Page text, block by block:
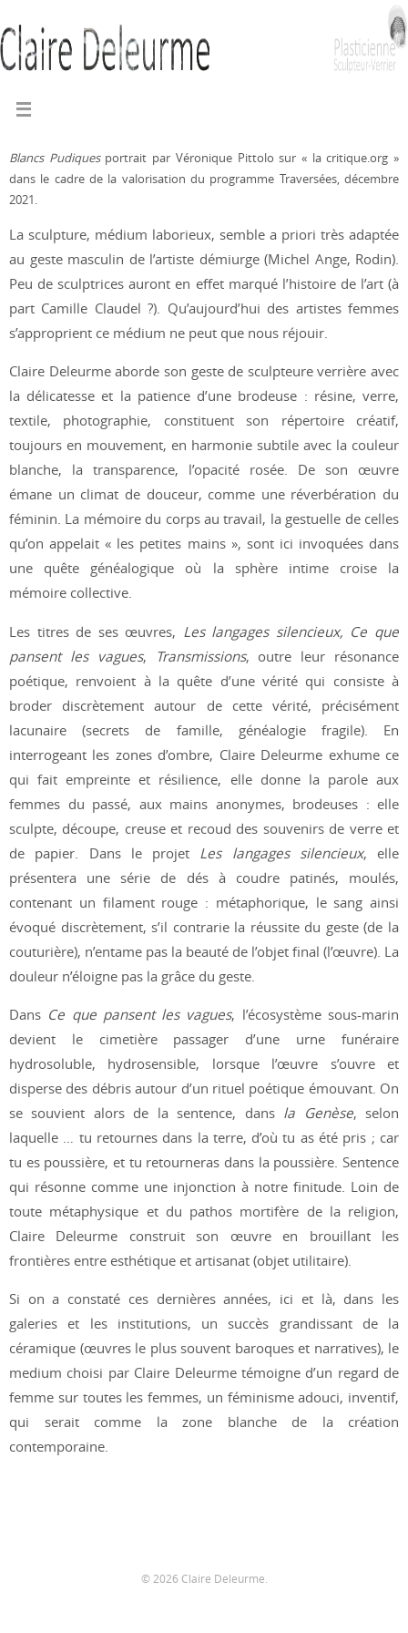
Blancs Pudiquesportrait par Véronique Pittolo sur « la critique.org »
dans le cadre de la valorisation du programme Traversées, décembre
2021.
La sculpture, médium laborieux, semble a priori très adaptée
au geste masculin de l’artiste démiurge (Michel Ange, Rodin).
Peu de sculptrices auront en effet marqué l’histoire de l’art (à
part Camille Claudel ?). Qu’aujourd’hui des artistes femmes
s’approprient ce médium ne peut que nous réjouir.
Claire Deleurme aborde son geste de sculpteure verrière avec
la délicatesse et la patience d’une brodeuse : résine, verre,
textile, photographie, constituent son répertoire créatif,
toujours en mouvement, en harmonie subtile avec la couleur
blanche, la transparence, l’opacité rosée. De son œuvre
émane un climat de douceur, comme une réverbération du
féminin. La mémoire du corps au travail, la gestuelle de celles
qu’on appelait « les petites mains », sont ici invoquées dans
une quête généalogique où la sphère intime croise la
mémoire collective.
Les titres de ses œuvres, Les langages silencieux, Ce que
pansent les vagues, Transmissions, outre leur résonance
poétique, renvoient à la quête d’une vérité qui consiste à
broder discrètement autour de cette vérité, précisément
lacunaire (secrets de famille, généalogie fragile). En
interrogeant les zones d’ombre, Claire Deleurme exhume ce
qui fait empreinte et résilience, elle donne la parole aux
femmes du passé, aux mains anonymes, brodeuses : elle
sculpte, découpe, creuse et recoud des souvenirs de verre et
de papier. Dans le projet Les langages silencieux, elle
présentera une série de dés à coudre patinés, moulés,
contenant un filament rouge : métaphorique, le sang ainsi
évoqué discrètement, s’il contrarie la réussite du geste (de la
couturière), n’entame pas la beauté de l’objet final (l’œuvre). La
douleur n’éloigne pas la grâce du geste.
Dans Ce que pansent les vagues, l’écosystème sous-marin
devient le cimetière passager d’une urne funéraire
hydrosoluble, hydrosensible, lorsque l’œuvre s’ouvre et
disperse des débris autour d’un rituel poétique émouvant. On
se souvient alors de la sentence, dans la Genèse, selon
laquelle … tu retournes dans la terre, d’où tu as été pris ; car
tu es poussière, et tu retourneras dans la poussière. Sentence
qui résonne comme une injonction à notre finitude. Loin de
toute métaphysique et du pathos mortifère de la religion,
Claire Deleurme construit son œuvre en brouillant les
frontières entre esthétique et artisanat (objet utilitaire).
Si on a constaté ces dernières années, ici et là, dans les
galeries et les institutions, un succès grandissant de la
céramique (œuvres le plus souvent baroques et narratives), le
medium choisi par Claire Deleurme témoigne d’un regard de
femme sur toutes les femmes, un féminisme adouci, inventif,
qui serait comme la zone blanche de la création
contemporaine.
© 2026 Claire Deleurme.